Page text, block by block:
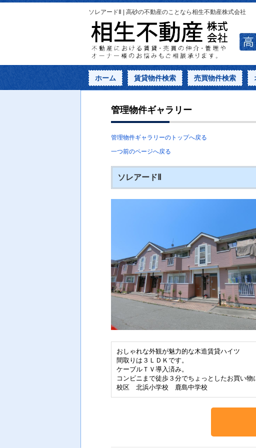
ソレアードⅡ | 高砂の不動産のことなら相生不動産株式会社
ホーム 賃貸物件検索 売買物件検索
管理物件ギャラリー
管理物件ギャラリーのトップへ戻る
一つ前のページへ戻る
ソレアードⅡ
おしゃれな外観が魅力的な木造賃貸ハイツ
間取りは３ＬＤＫです。
ケーブルＴＶ導入済み。
コンビニまで徒歩３分でちょっとしたお買い物
校区 北浜小学校 鹿島中学校